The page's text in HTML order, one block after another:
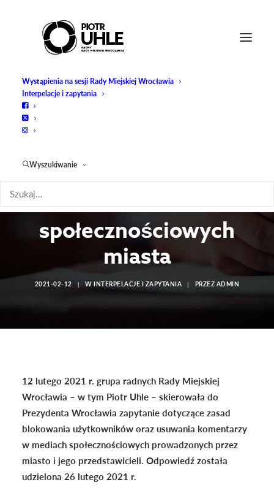
Wystąpienia na sesji Rady Miejskiej Wrocławia
Interpelacje i zapytania
Wyszukiwanie
Zapytanie: Blokowanie
społecznościowych
miasta
2021-02-12 | WINTERPELACJE I ZAPYTANIA | PRZEZ ADMIN
12 lutego 2021 r. grupa radnych Rady Miejskiej
Wrocławia – w tym Piotr Uhle – skierowała do
Prezydenta Wrocławia zapytanie dotyczące zasad
blokowania użytkowników oraz usuwania komentarzy
w mediach społecznościowych prowadzonych przez
miasto i jego przedstawicieli. Odpowiedź została
udzielona 26 lutego 2021 r.